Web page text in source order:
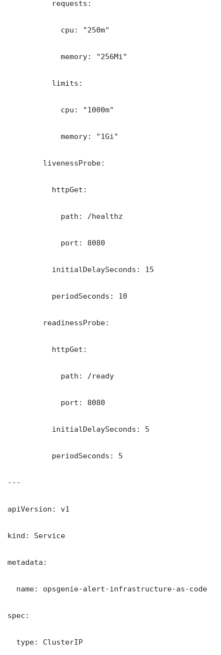
          requests:
            cpu: "250m"
            memory: "256Mi"
          limits:
            cpu: "1000m"
            memory: "1Gi"
        livenessProbe:
          httpGet:
            path: /healthz
            port: 8080
          initialDelaySeconds: 15
          periodSeconds: 10
        readinessProbe:
          httpGet:
            path: /ready
            port: 8080
          initialDelaySeconds: 5
          periodSeconds: 5
---
apiVersion: v1
kind: Service
metadata:
  name: opsgenie-alert-infrastructure-as-code
spec:
  type: ClusterIP